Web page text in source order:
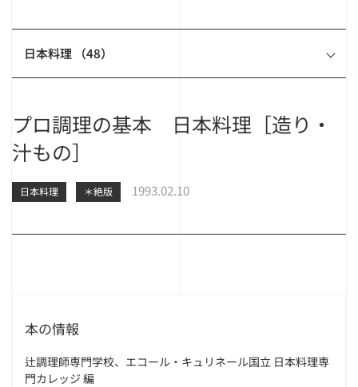
日本料理 （48）
プロ調理の基本 日本料理［造り・
汁もの］
日本料理 ＊絶版 1993.02.10
本の情報
辻調理師専門学校、エコール・キュリネール国立 日本料理専
門カレッジ 編